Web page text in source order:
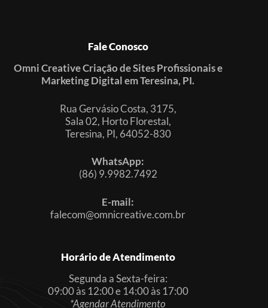
Fale Conosco
Omni Creative Criação de Sites Profissionais e
Marketing Digital em Teresina, PI.
Rua Gervásio Costa, 3175,
Sala 02, Horto Florestal,
Teresina, PI, 64052-830
WhatsApp:
(86) 9.9982.7492
E-mail:
falecom@omnicreative.com.br
Horário de Atendimento
Segunda a Sexta-feira:
09:00 às 12:00 e 14:00 às 17:00
*Agendar Atendimento